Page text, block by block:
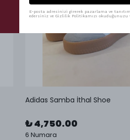
Adidas Samba İthal Shoe
₺ 4,750.00
6 Numara
E-posta adresinizi girerek pazarlama ve
edersiniz ve Gizlilik Politikamızı okuduğunuzu